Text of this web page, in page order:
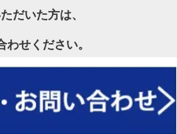
だいた方は、
せください。